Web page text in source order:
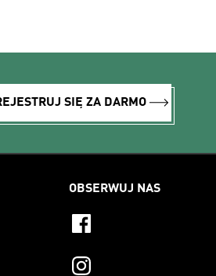
SIĘ ZA DARMO
OBSERWUJ NAS